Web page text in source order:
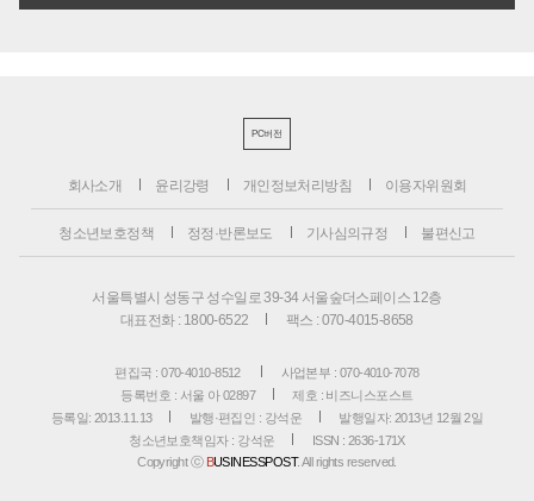
PC버전
회사소개 윤리강령 개인정보처리방침 이용자위원회
청소년보호정책 정정·반론보도 기사심의규정 불편신고
서울특별시 성동구 성수일로 39-34 서울숲더스페이스 12층
대표전화 : 1800-6522
팩스 : 070-4015-8658
편집국 : 070-4010-8512
사업본부 : 070-4010-7078
등록번호 : 서울 아 02897
제호 : 비즈니스포스트
등록일: 2013.11.13
발행·편집인 : 강석운
발행일자: 2013년 12월 2일
청소년보호책임자 : 강석운
ISSN : 2636-171X
Copyright ⓒ BUSINESSPOST. All rights reserved.